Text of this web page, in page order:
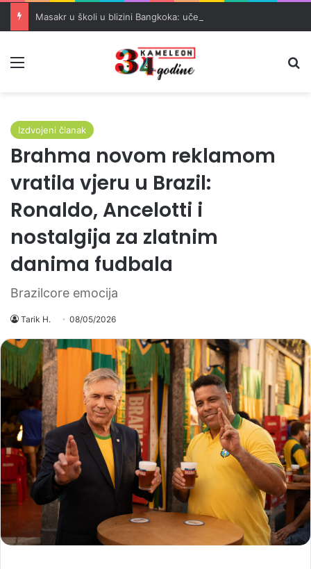
Izdvojeni članak
Brahma novom reklamom
vratila vjeru u Brazil:
Ronaldo, Ancelotti i
nostalgija za zlatnim
danima fudbala
Brazilcore emocija
Tarik H. 08/05/2026